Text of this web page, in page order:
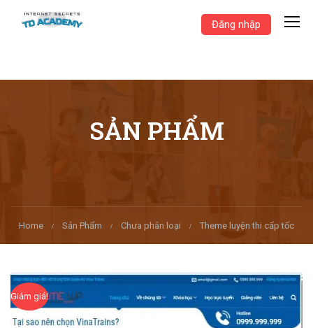
Đăng nhập
SẢN PHẨM
Home Sản Phẩm Chưa phân loại Theme luyện thi cấp tốc
Giảm giá!